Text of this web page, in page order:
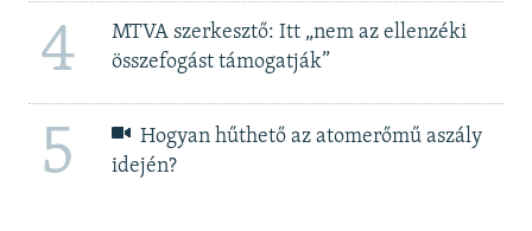
4
MTVA szerkesztő: Itt „nem az ellenzéki
összefogást támogatják”
5
Hogyan hűthető az atomerőmű aszály
idején?